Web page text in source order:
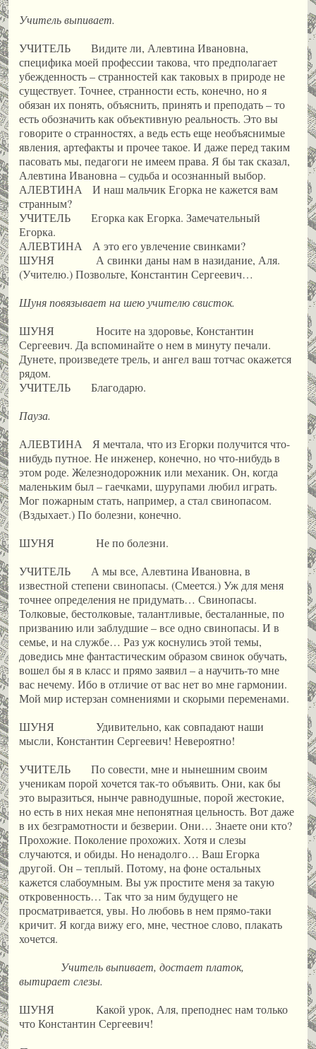
Учитель выпивает.
УЧИТЕЛЬ Видите ли, Алевтина Ивановна,
специфика моей профессии такова, что предполагает
убежденность – странностей как таковых в природе не
существует. Точнее, странности есть, конечно, но я
обязан их понять, объяснить, принять и преподать – то
есть обозначить как объективную реальность. Это вы
говорите о странностях, а ведь есть еще необъяснимые
явления, артефакты и прочее такое. И даже перед таким
пасовать мы, педагоги не имеем права. Я бы так сказал,
Алевтина Ивановна – судьба и осознанный выбор.
АЛЕВТИНА И наш мальчик Егорка не кажется вам
странным?
УЧИТЕЛЬ Егорка как Егорка. Замечательный
Егорка.
АЛЕВТИНА А это его увлечение свинками?
ШУНЯ А свинки даны нам в назидание, Аля.
(Учителю.) Позвольте, Константин Сергеевич…
Шуня повязывает на шею учителю свисток.
ШУНЯ Носите на здоровье, Константин
Сергеевич. Да вспоминайте о нем в минуту печали.
Дунете, произведете трель, и ангел ваш тотчас окажется
рядом.
УЧИТЕЛЬ Благодарю.
Пауза.
АЛЕВТИНА Я мечтала, что из Егорки получится что-
нибудь путное. Не инженер, конечно, но что-нибудь в
этом роде. Железнодорожник или механик. Он, когда
маленьким был – гаечками, шурупами любил играть.
Мог пожарным стать, например, а стал свинопасом.
(Вздыхает.) По болезни, конечно.
ШУНЯ Не по болезни.
УЧИТЕЛЬ А мы все, Алевтина Ивановна, в
известной степени свинопасы. (Смеется.) Уж для меня
точнее определения не придумать… Свинопасы.
Толковые, бестолковые, талантливые, бесталанные, по
призванию или заблудшие – все одно свинопасы. И в
семье, и на службе… Раз уж коснулись этой темы,
доведись мне фантастическим образом свинок обучать,
вошел бы я в класс и прямо заявил – а научить-то мне
вас нечему. Ибо в отличие от вас нет во мне гармонии.
Мой мир истерзан сомнениями и скорыми переменами.
ШУНЯ Удивительно, как совпадают наши
мысли, Константин Сергеевич! Невероятно!
УЧИТЕЛЬ По совести, мне и нынешним своим
ученикам порой хочется так-то объявить. Они, как бы
это выразиться, нынче равнодушные, порой жестокие,
но есть в них некая мне непонятная цельность. Вот даже
в их безграмотности и безверии. Они… Знаете они кто?
Прохожие. Поколение прохожих. Хотя и слезы
случаются, и обиды. Но ненадолго… Ваш Егорка
другой. Он – теплый. Потому, на фоне остальных
кажется слабоумным. Вы уж простите меня за такую
откровенность… Так что за ним будущего не
просматривается, увы. Но любовь в нем прямо-таки
кричит. Я когда вижу его, мне, честное слово, плакать
хочется.
Учитель выпивает, достает платок,
вытирает слезы.
ШУНЯ Какой урок, Аля, преподнес нам только
что Константин Сергеевич!